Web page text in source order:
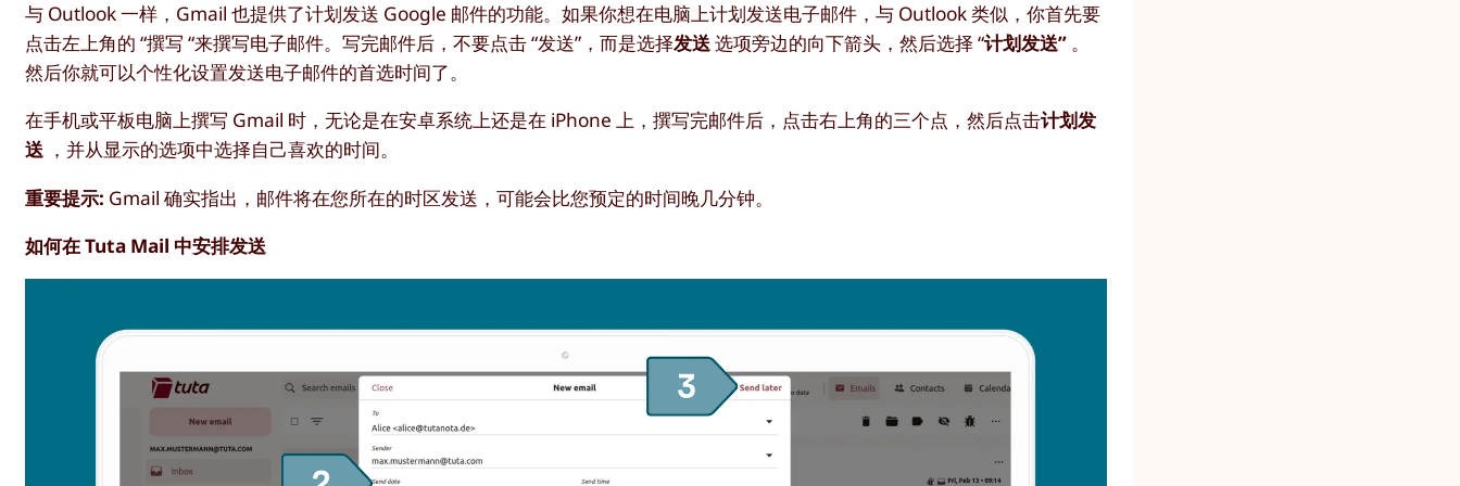
与 Outlook 一样，Gmail 也提供了计划发送 Google 邮件的功能。如果你想在电脑上计划发送电子邮件，与 Outlook 类似，你首先要
点击左上角的 “撰写 “来撰写电子邮件。写完邮件后，不要点击 “发送”，而是选择发送选项旁边的向下箭头，然后选择 “计划发送” 。
然后你就可以个性化设置发送电子邮件的首选时间了。
在手机或平板电脑上撰写 Gmail 时，无论是在安卓系统上还是在 iPhone 上，撰写完邮件后，点击右上角的三个点，然后点击计划发
送 ，并从显示的选项中选择自己喜欢的时间。
重要提示: Gmail 确实指出，邮件将在您所在的时区发送，可能会比您预定的时间晚几分钟。
如何在 Tuta Mail 中安排发送